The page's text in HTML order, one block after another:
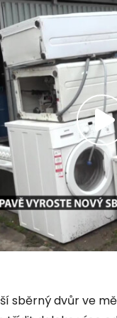
sběrný dvůr ve